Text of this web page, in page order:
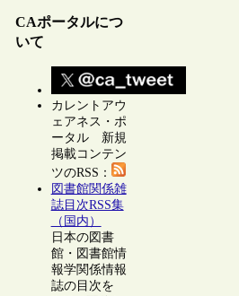
CAポータルにつ
いて
カレントアウ
ェアネス・ポ
ータル 新規
掲載コンテン
ツのRSS：
図書館関係雑
誌目次RSS集
（国内）
日本の図書
館・図書館情
報学関係情報
誌の目次を